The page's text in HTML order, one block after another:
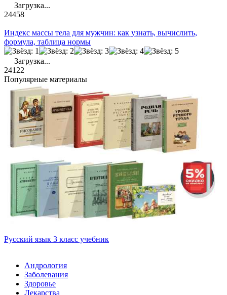
Загрузка...
24458
Индекс массы тела для мужчин: как узнать, вычислить,
формула, таблица нормы
Загрузка...
24122
Популярные материалы
Русский язык 3 класс учебник
Андрология
Заболевания
Здоровье
Лекарства